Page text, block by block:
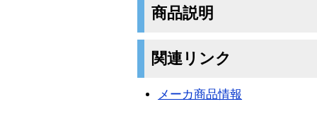
商品説明
関連リンク
メーカ商品情報